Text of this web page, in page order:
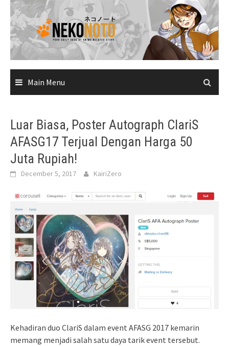
Skip
content
Main Menu
Luar Biasa, Poster Autograph ClariS
AFASG17 Terjual Dengan Harga 50
Juta Rupiah!
December 5, 2017 KairiZero
Kehadiran duo ClariS dalam event AFASG 2017 kemarin
memang menjadi salah satu daya tarik event tersebut.